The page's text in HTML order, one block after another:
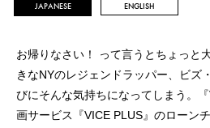
JAPANESE ENGLISH
お帰りなさい！ って言うとちょっと
きなNYのレジェンドラッパー、
ビズ
びにそんな気持ちになってしまう。
画サービス
『VICE PLUS』のローン